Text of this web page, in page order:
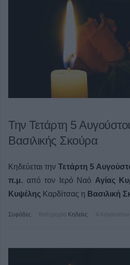
Την Τετάρτη 5
Βασιλικής Σκούρα
Κηδεύεται την Τετάρτη 5
π.μ. από τον Ιερό Ναό Αγίας
Κυψέλης Καρδίτσας η Βασιλική
Σοφάδες Κατηγορία Κηδείες 4